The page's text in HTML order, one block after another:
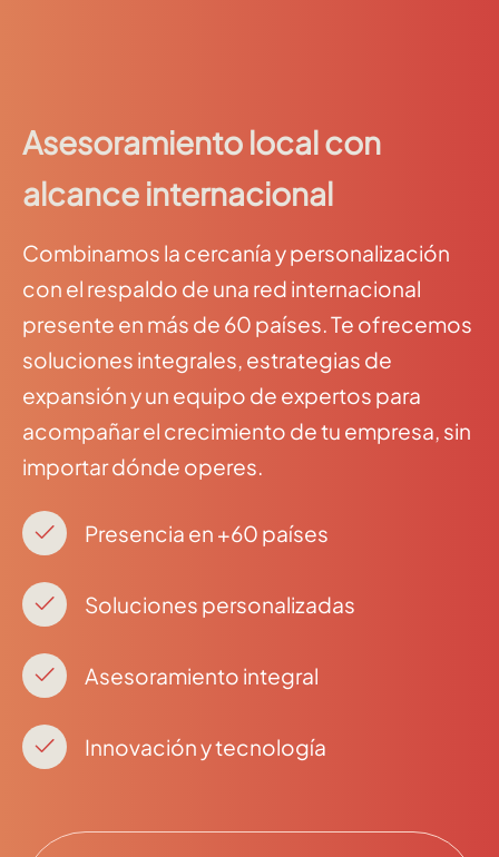
Asesoramiento local con
alcance internacional
Combinamos la cercanía y personalización
con el respaldo de una red internacional
presente en más de 60 países. Te ofrecemos
soluciones integrales, estrategias de
expansión y un equipo de expertos para
acompañar el crecimiento de tu empresa, sin
importar dónde operes.
Presencia en +60 países
Soluciones personalizadas
Asesoramiento integral
Innovación y tecnología